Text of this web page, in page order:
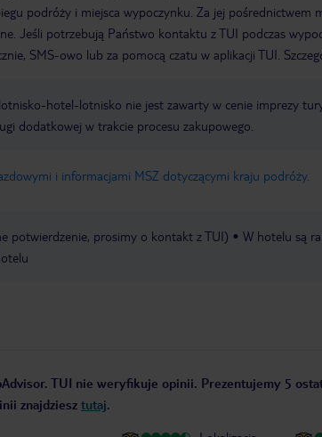
podróży i miejsca wypoczynku. Za jej pośrednictwem
Jeśli potrzebują Państwo kontaktu z TUI podczas
SMS-owo lub za pomocą czatu w aplikacji TUI.
hotel-lotnisko nie jest zawarty w cenie imprezy
dodatkowej w trakcie procesu zakupowego.
i informacjami MSZ dotyczącymi kraju podróży.
potwierdzenie, prosimy o kontakt z TUI)
W hotelu są
TUI nie weryfikuje opinii. Prezentujemy 5
znajdziesz tutaj.